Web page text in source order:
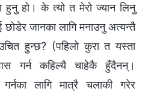
हुनु हो। के त्यो त मेरो ज्यान लिनु
जानका लागि मनाउनु अत्यन्तै
हुन्छ? (पहिलो कुरा त यस्ता
गर्न कहिल्यै चाहेकै हुँदैनन्।
लागि मात्रै चलाकी गरेर